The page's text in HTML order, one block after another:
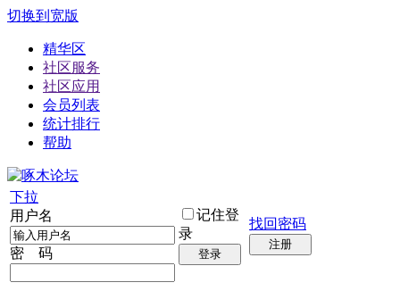
切换到宽版
精华区
社区服务
社区应用
会员列表
统计排行
帮助
下拉
用户名
密 码
记住登
录
登录
找回密码
注册